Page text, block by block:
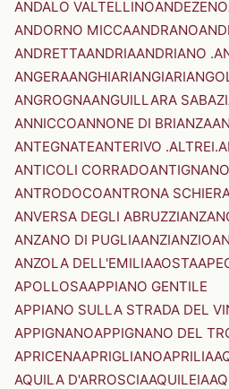
ANDALO VALTELLINOANDEZENO
ANDORNO MICCAANDRANO
ANDRETTAANDRIAANDRIANO
ANGERAANGHIARIANGIARI
ANGROGNAANGUILLARA
ANNICCOANNONE DI BRIANZA
ANTEGNATEANTERIVO .ALTREI.
ANTICOLI CORRADOANTIGNANO
ANTRODOCOANTRONA
ANVERSA DEGLI ABRUZZI
ANZANO DI PUGLIAANZIANZIO
ANZOLA DELL'EMILIAAOSTA
APOLLOSAAPPIANO GENTILE
APPIANO SULLA STRADA DEL
APPIGNANOAPPIGNANO DEL
APRICENAAPRIGLIANOAPRILIA
AQUILA D'ARROSCIAAQUILEIA